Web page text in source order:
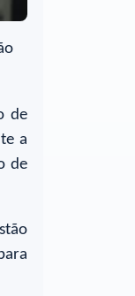
de
a
de